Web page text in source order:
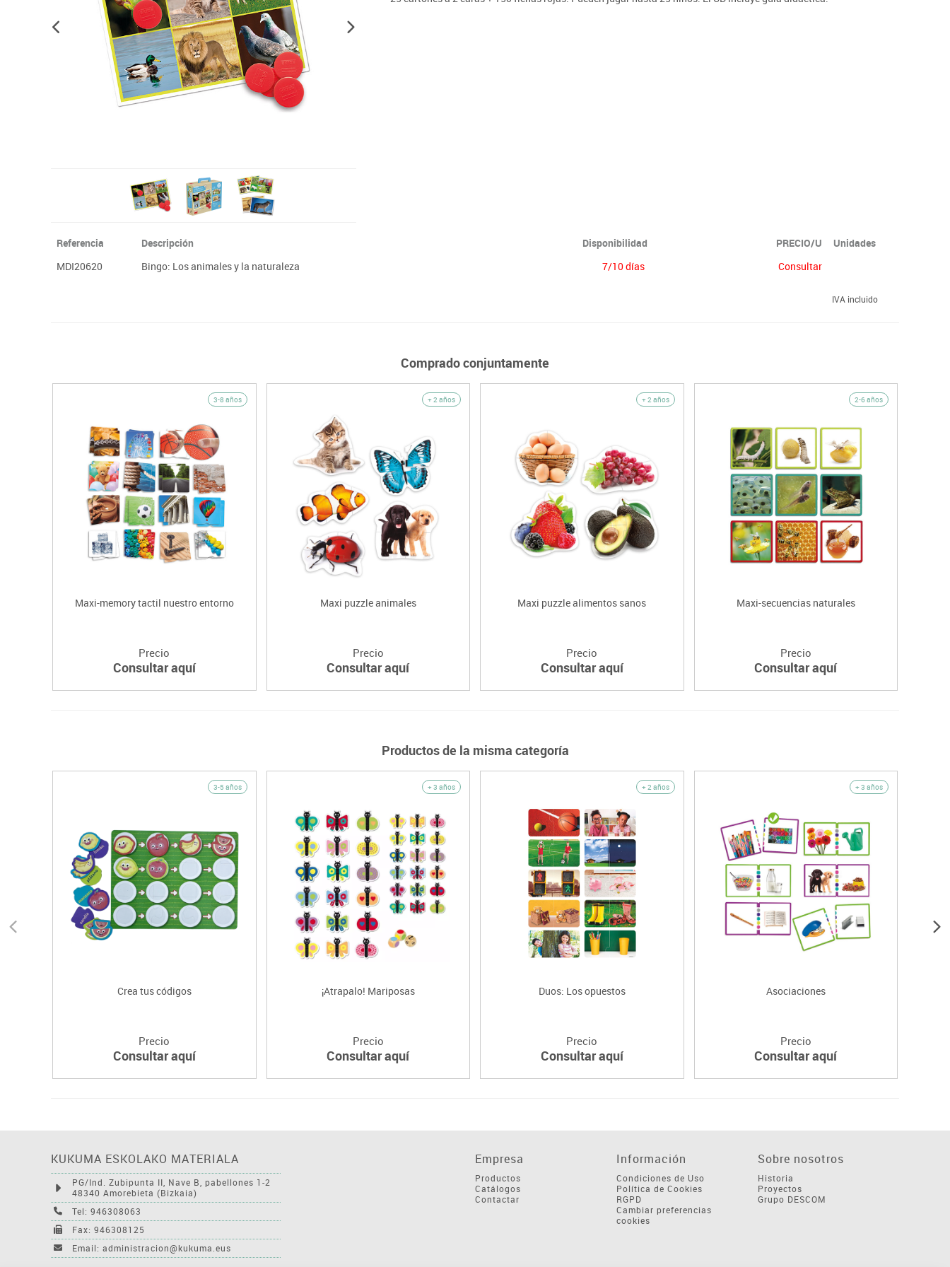
Plastifica, encuaderna, destruye
Papel y manipulados
Referencia Descripción Disponibilidad PRECIO/U
Unidades
MDI20620
Bingo: Los animales y la naturaleza 7/10 días Consultar
IVA incluido
Comprado conjuntamente
3-8 años
Maxi-memory tactil nuestro entorno
Precio
Consultar aquí
+ 2 años
Maxi puzzle animales
Precio
Consultar aquí
+ 2 años
Maxi puzzle alimentos sanos
Precio
Consultar aquí
2-6 años
Maxi-secuencias naturales
Precio
Consultar aquí
Productos de la misma categoría
3-5 años
Crea tus códigos
Precio
Consultar aquí
+ 3 años
¡Atrapalo! Mariposas
Precio
Consultar aquí
+ 2 años
Duos: Los opuestos
Precio
Consultar aquí
+ 3 años
Asociaciones
Precio
Consultar aquí
KUKUMA ESKOLAKO MATERIALA
PG/Ind. Zubipunta II, Nave B, pabellones 1-2
48340 Amorebieta (Bizkaia)
Tel: 946308063
Fax: 946308125
Email: administracion@kukuma.eus
Empresa
Productos
Catálogos
Contactar
Información
Condiciones de Uso
Política de Cookies
RGPD
Cambiar preferencias
cookies
Sobre nosotros
Historia
Proyectos
Grupo DESCOM